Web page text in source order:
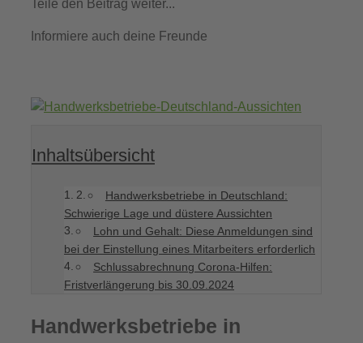
Teile den Beitrag weiter...
Informiere auch deine Freunde
Inhaltsübersicht
Handwerksbetriebe in Deutschland:
Schwierige Lage und düstere Aussichten
Lohn und Gehalt: Diese Anmeldungen sind
bei der Einstellung eines Mitarbeiters erforderlich
Schlussabrechnung Corona-Hilfen:
Fristverlängerung bis 30.09.2024
Handwerksbetriebe in